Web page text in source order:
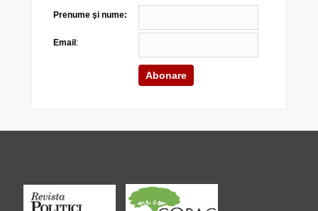
Prenume şi nume:
Email :